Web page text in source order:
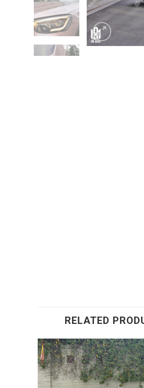
RELATED